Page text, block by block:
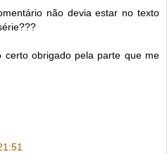
não devia estar no texto
obrigado pela parte que me